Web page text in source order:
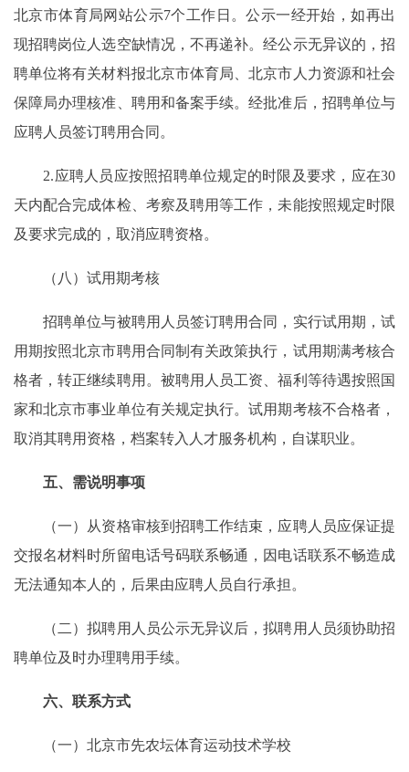
北京市体育局网站公示7个工作日。公示一经开始，如再出
现招聘岗位人选空缺情况，不再递补。经公示无异议的，招
聘单位将有关材料报北京市体育局、北京市人力资源和社会
保障局办理核准、聘用和备案手续。经批准后，招聘单位与
应聘人员签订聘用合同。
2.应聘人员应按照招聘单位规定的时限及要求，应在30
天内配合完成体检、考察及聘用等工作，未能按照规定时限
及要求完成的，取消应聘资格。
（八）试用期考核
招聘单位与被聘用人员签订聘用合同，实行试用期，试
用期按照北京市聘用合同制有关政策执行，试用期满考核合
格者，转正继续聘用。被聘用人员工资、福利等待遇按照国
家和北京市事业单位有关规定执行。试用期考核不合格者，
取消其聘用资格，档案转入人才服务机构，自谋职业。
五、需说明事项
（一）从资格审核到招聘工作结束，应聘人员应保证提
交报名材料时所留电话号码联系畅通，因电话联系不畅造成
无法通知本人的，后果由应聘人员自行承担。
（二）拟聘用人员公示无异议后，拟聘用人员须协助招
聘单位及时办理聘用手续。
六、联系方式
（一）北京市先农坛体育运动技术学校